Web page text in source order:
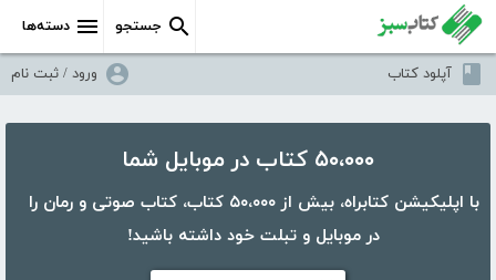
دسته‌ها جستجو
آپلود کتاب ورود / ثبت نام
۵۰،۰۰۰ کتاب در موبایل شما
با اپلیکیشن کتابراه، بیش از ۵۰،۰۰۰ کتاب، کتاب صوتی و رمان را
در موبایل و تبلت خود داشته باشید!